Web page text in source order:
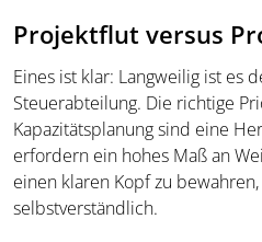
Projektflut versus
Eines ist klar: Langweilig ist es
Steuerabteilung. Die richtige
Kapazitätsplanung sind eine
erfordern ein hohes Maß an
einen klaren Kopf zu
selbstverständlich.